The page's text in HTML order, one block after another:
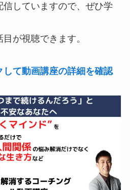
していますので、ぜひ学
が視聴できます。
して動画講座の詳細を確認